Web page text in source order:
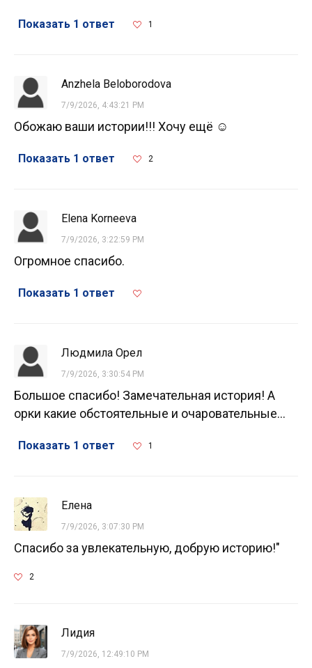
Показать 1 ответ 1
Anzhela Beloborodova
7/9/2026, 4:43:21 PM
Обожаю ваши истории!!! Хочу ещё ☺️
Показать 1 ответ 2
Elena Korneeva
7/9/2026, 3:22:59 PM
Огромное спасибо.
Показать 1 ответ
Людмила Орел
7/9/2026, 3:30:54 PM
Большое спасибо! Замечательная история! А
орки какие обстоятельные и очаровательные...
Показать 1 ответ 1
Елена
7/9/2026, 3:07:30 PM
Спасибо за увлекательную, добрую историю!"
2
Лидия
7/9/2026, 12:49:10 PM